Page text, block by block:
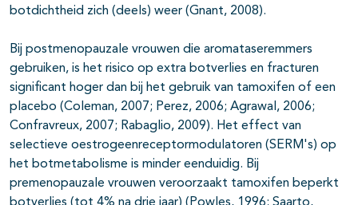
botdichtheid zich (deels) weer (Gnant, 2008).
Bij postmenopauzale vrouwen die aromataseremmers
gebruiken, is het risico op extra botverlies en fracturen
significant hoger dan bij het gebruik van tamoxifen of een
placebo (Coleman, 2007; Perez, 2006; Agrawal, 2006;
Confravreux, 2007; Rabaglio, 2009). Het effect van
selectieve oestrogeenreceptormodulatoren (SERM's) op
het botmetabolisme is minder eenduidig. Bij
premenopauzale vrouwen veroorzaakt tamoxifen beperkt